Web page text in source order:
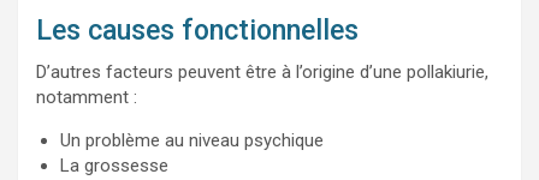
Les causes fonctionnelles
D’autres facteurs peuvent être à l’origine d’une pollakiurie,
notamment :
Un problème au niveau psychique
La grossesse